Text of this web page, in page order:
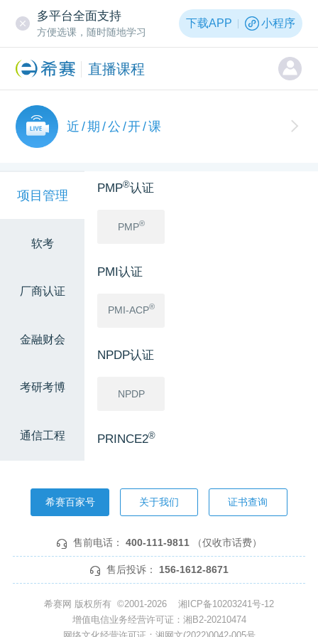
多平台全面支持
方便选课，随时随地学习
下载APP 小程序
直播课程
近/期/公/开/课
项目管理
软考
厂商认证
金融财会
考研考博
通信工程
PMP®认证
PMP®
PMI认证
PMI-ACP®
NPDP认证
NPDP
PRINCE2®
信息系统项
目管理师
网络规划设
系统架构设
系统规划与
管理师
希赛百家号 关于我们 证书查询
售前电话： 400-111-9811 （仅收市话费）
售后投诉： 156-1612-8671
希赛网 版权所有 ©2001-2026 湘ICP备10203241号-12
增值电信业务经营许可证：湘B2-20210474